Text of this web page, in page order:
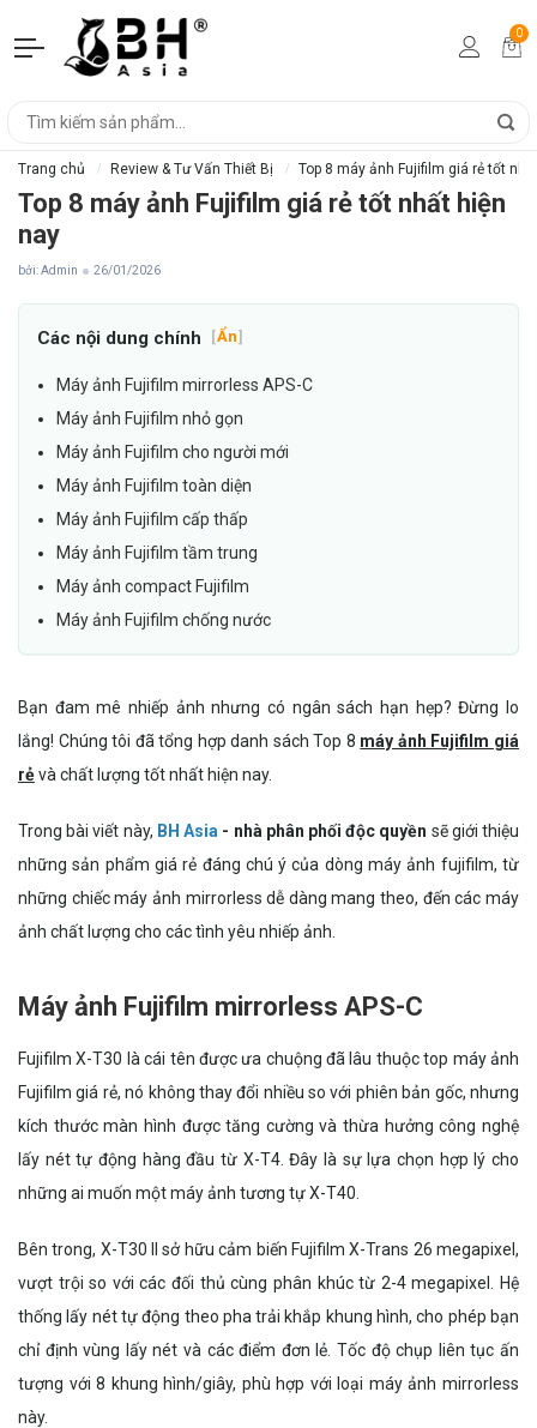
0
Trang chủ Review & Tư Vấn Thiết Bị Top 8 máy ảnh Fujifilm giá rẻ tốt
Top 8 máy ảnh Fujifilm giá rẻ tốt nhất hiện
nay
bởi: Admin 26/01/2026
Các nội dung chính [Ẩn]
Máy ảnh Fujifilm mirrorless APS-C
Máy ảnh Fujifilm nhỏ gọn
Máy ảnh Fujifilm cho người mới
Máy ảnh Fujifilm toàn diện
Máy ảnh Fujifilm cấp thấp
Máy ảnh Fujifilm tầm trung
Máy ảnh compact Fujifilm
Máy ảnh Fujifilm chống nước
Bạn đam mê nhiếp ảnh nhưng có ngân sách hạn hẹp? Đừng lo
lắng! Chúng tôi đã tổng hợp danh sách Top 8 máy ảnh Fujifilm giá
rẻvà chất lượng tốt nhất hiện nay.
Trong bài viết này, BH Asia - nhà phân phối độc quyền sẽ giới thiệu
những sản phẩm giá rẻ đáng chú ý của dòng máy ảnh fujifilm, từ
những chiếc máy ảnh mirrorless dễ dàng mang theo, đến các máy
ảnh chất lượng cho các tình yêu nhiếp ảnh.
Máy ảnh Fujifilm mirrorless APS-C
Fujifilm X-T30 là cái tên được ưa chuộng đã lâu thuộc top máy ảnh
Fujifilm giá rẻ, nó không thay đổi nhiều so với phiên bản gốc, nhưng
kích thước màn hình được tăng cường và thừa hưởng công nghệ
lấy nét tự động hàng đầu từ X-T4. Đây là sự lựa chọn hợp lý cho
những ai muốn một máy ảnh tương tự X-T40.
Bên trong, X-T30 II sở hữu cảm biến Fujifilm X-Trans 26 megapixel,
vượt trội so với các đối thủ cùng phân khúc từ 2-4 megapixel. Hệ
thống lấy nét tự động theo pha trải khắp khung hình, cho phép bạn
chỉ định vùng lấy nét và các điểm đơn lẻ. Tốc độ chụp liên tục ấn
tượng với 8 khung hình/giây, phù hợp với loại máy ảnh mirrorless
này.